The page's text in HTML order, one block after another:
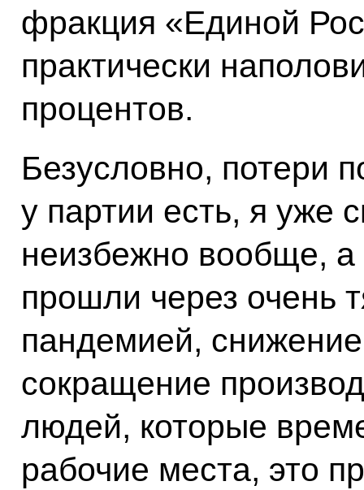
фракция «Единой
практически
процентов.
Безусловно, потери
у партии есть, я уже
неизбежно вообще, а
прошли через очень
пандемией,
сокращение
людей, которые
рабочие места, это